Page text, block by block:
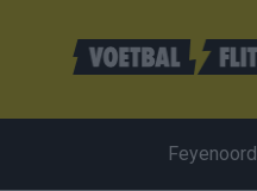
Feyenoord